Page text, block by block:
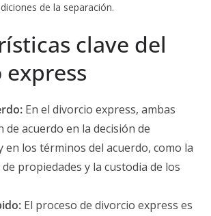
de la separación.
clave del
En el divorcio express, ambas
de acuerdo en la decisión de
en los términos del acuerdo, como la
propiedades y la custodia de los
El proceso de divorcio express es